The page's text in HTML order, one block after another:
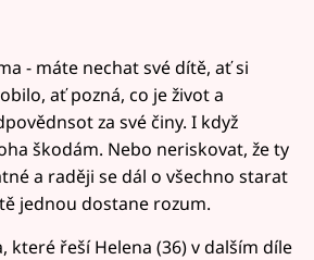
- máte nechat své dítě, ať si
ať pozná, co je život a
za své činy. I když
škodám. Nebo neriskovat, že ty
a raději se dál o všechno starat
jednou dostane rozum.
které řeší Helena (36) v dalším díle